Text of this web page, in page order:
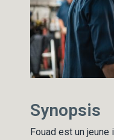
Synopsis
Fouad est un jeune